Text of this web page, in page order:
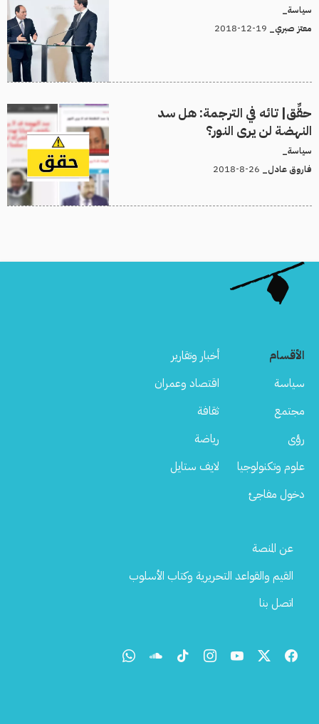
سياسة_
معتز صبري_
حقِّق| تائه في الترجمة: هل سد
النهضة لن يرى النور؟
سياسة_
فاروق عادل_
الأقسام
أخبار وتقارير
سياسة
اقتصاد وعمران
مجتمع
ثقافة
رؤى
رياضة
علوم وتكنولوجيا
لايف ستايل
دخول مفاجئ
Footer
عن المنصة
القيم والقواعد التحريرية وكتاب الأسلوب
اتصل بنا